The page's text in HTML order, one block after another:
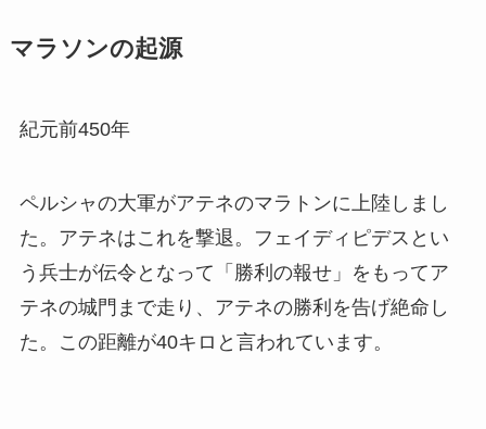
マラソンの起源
紀元前450年
ペルシャの大軍がアテネのマラトンに上陸しまし
た。アテネはこれを撃退。フェイディピデスとい
う兵士が伝令となって「勝利の報せ」をもってア
テネの城門まで走り、アテネの勝利を告げ絶命し
た。この距離が40キロと言われています。